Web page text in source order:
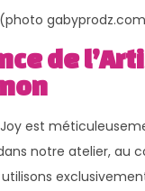
(photo
de
est
notre atelier, au
utilisons